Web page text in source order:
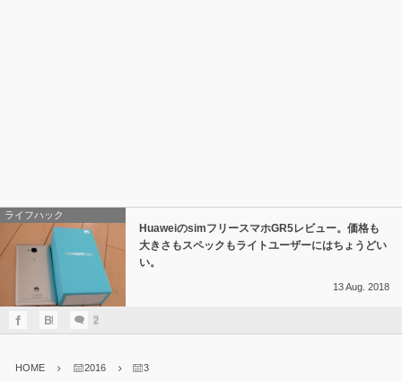
ライフハック
HuaweiのsimフリースマホGR5レビュー。価格も
大きさもスペックもライトユーザーにはちょうどい
い。
13Aug. 2018
2
HOME 2016 3